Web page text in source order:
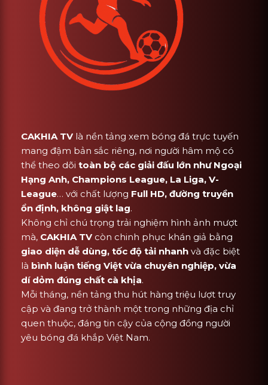
CAKHIA TVlà nền tảng xem bóng đá trực tuyến
mang đậm bản sắc riêng, nơi người hâm mộ có
thể theo dõi toàn bộ các giải đấu lớn như Ngoại
Hạng Anh, Champions League, La Liga, V-
League… với chất lượng Full HD, đường truyền
ổn định, không giật lag.
Không chỉ chú trọng trải nghiệm hình ảnh mượt
mà, CAKHIA TVcòn chinh phục khán giả bằng
giao diện dễ dùng, tốc độ tải nhanh và đặc biệt
là bình luận tiếng Việt vừa chuyên nghiệp, vừa
dí dỏm đúng chất cà khịa.
Mỗi tháng, nền tảng thu hút hàng triệu lượt truy
cập và đang trở thành một trong những địa chỉ
quen thuộc, đáng tin cậy của cộng đồng người
yêu bóng đá khắp Việt Nam.